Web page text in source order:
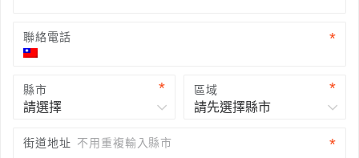
聯絡電話
縣市 區域
街道地址 不用重複輸入縣市